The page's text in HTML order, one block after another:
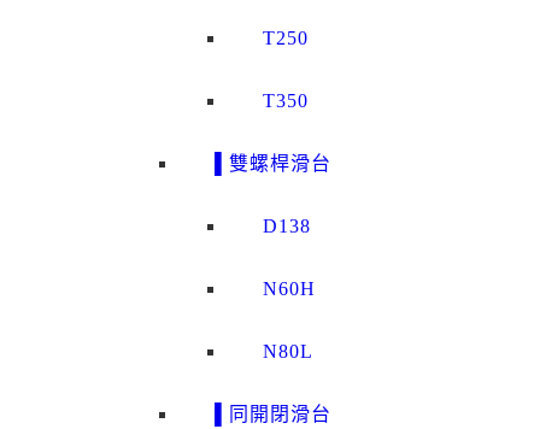
T250
T350
▌雙螺桿滑台
D138
N60H
N80L
▌同開閉滑台